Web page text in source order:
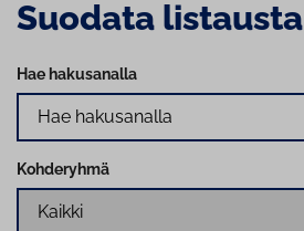
Suodata listausta
Hae hakusanalla
Kohderyhmä